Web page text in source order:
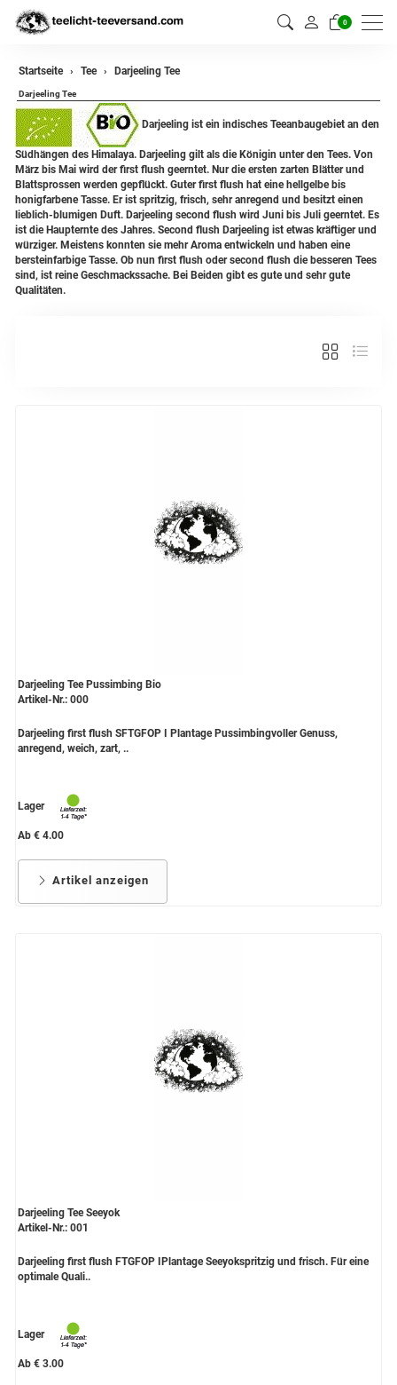
0
zurück
Darjeeling Tee
Assam Tee
Ceylon Tee
Sikkim Tee
China Tee
Oolong
Verschiedene Anbaugebiete
Früchtetee
Startseite Tee Darjeeling Tee
Darjeeling Tee
Darjeeling ist ein indisches Teeanbaugebiet an den
Südhängen des Himalaya. Darjeeling gilt als die Königin unter den Tees. Von
März bis Mai wird der first flush geerntet. Nur die ersten zarten Blätter und
Blattsprossen werden gepflückt. Guter first flush hat eine hellgelbe bis
honigfarbene Tasse. Er ist spritzig, frisch, sehr anregend und besitzt einen
lieblich-blumigen Duft. Darjeeling second flush wird Juni bis Juli geerntet. Es
ist die Haupternte des Jahres. Second flush Darjeeling ist etwas kräftiger und
würziger. Meistens konnten sie mehr Aroma entwickeln und haben eine
bersteinfarbige Tasse. Ob nun first flush oder second flush die besseren Tees
sind, ist reine Geschmackssache. Bei Beiden gibt es gute und sehr gute
Qualitäten.
Darjeeling Tee Pussimbing Bio
Artikel-Nr.: 000
Darjeeling first flush SFTGFOP I Plantage Pussimbingvoller Genuss,
anregend, weich, zart, ..
Lager
Ab € 4.00
Artikel anzeigen
Darjeeling Tee Seeyok
Artikel-Nr.: 001
Darjeeling first flush FTGFOP IPlantage Seeyokspritzig und frisch. Für eine
optimale Quali..
Lager
Ab € 3.00